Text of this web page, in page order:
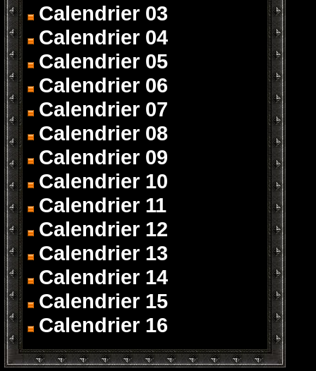
Calendrier 03
Calendrier 04
Calendrier 05
Calendrier 06
Calendrier 07
Calendrier 08
Calendrier 09
Calendrier 10
Calendrier 11
Calendrier 12
Calendrier 13
Calendrier 14
Calendrier 15
Calendrier 16